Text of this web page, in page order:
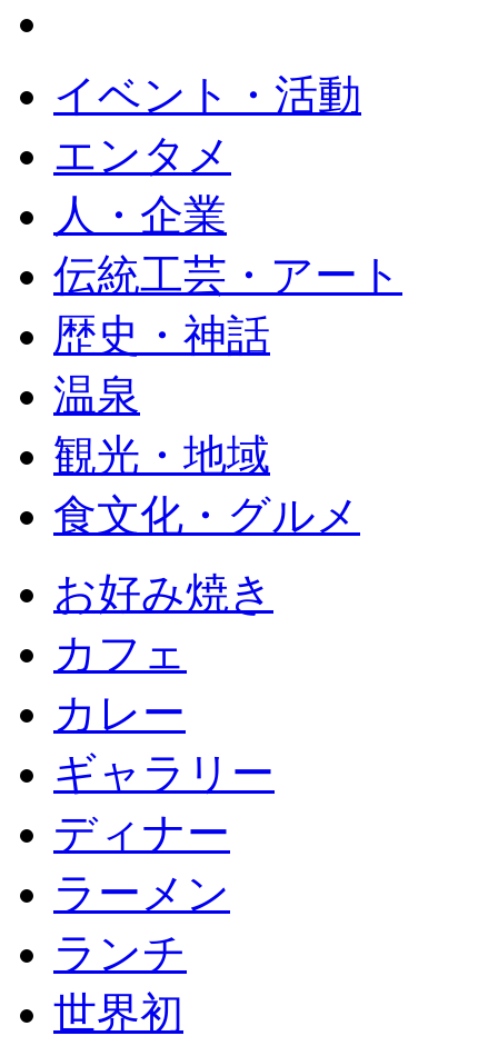
イベント・活動
エンタメ
人・企業
伝統工芸・アート
歴史・神話
温泉
観光・地域
食文化・グルメ
お好み焼き
カフェ
カレー
ギャラリー
ディナー
ラーメン
ランチ
世界初